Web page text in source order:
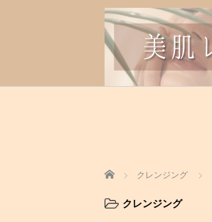
ホーム クレンジング
クレンジング